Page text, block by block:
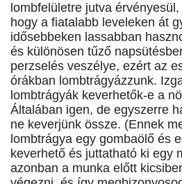
lombfelületre jutva
hogy a fiatalabb leveleken át
idősebbeken lassabban
és különösen tűző
perzselés veszélye, ezért az
órákban lombtrágyázzunk.
lombtrágyák keverhetők-e a
Általában igen, de egyszerre
ne keverjünk össze. (Ennek
lombtrágya egy gombaölő és
keverhető és juttatható ki egy
azonban a munka előtt